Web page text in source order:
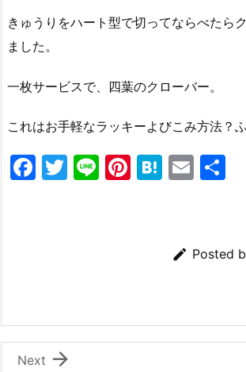
きゅうりをハート型で切ってならべたら
ました。
一枚サービスで、四葉のクローバー。
これはお手軽なラッキーよびこみ方法？ふ
F
o
k
T
Li Pi H
a
E
l
 Posted

Next